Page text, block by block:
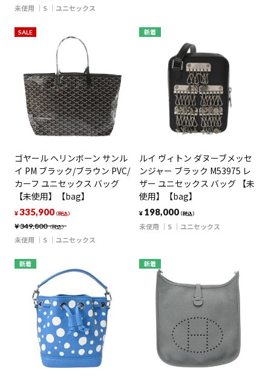
未使用 S ユニセックス
SALE
ゴヤール ヘリンボーン サンル
イ PM ブラック/ブラウン PVC/
カーフ ユニセックス バッグ
【未使用】【bag】
¥349,800（税込）
¥335,900（税込）
未使用 S ユニセックス
新着
ルイ ヴィトン ダヌーブメッセ
ンジャー ブラック M53975 レ
ザー ユニセックス バッグ 【未
使用】【bag】
¥ 198,000（税込）
未使用 S ユニセックス
新着 新着